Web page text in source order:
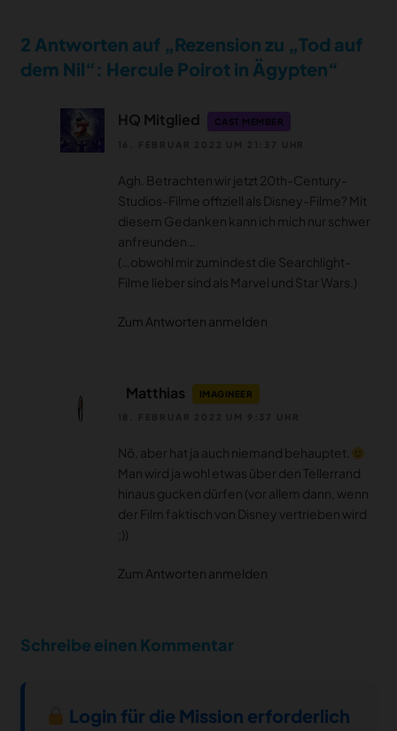
2 Antworten auf „Rezension zu „Tod auf
dem Nil“: Hercule Poirot in Ägypten“
HQ Mitglied CAST MEMBER
Agh. Betrachten wir jetzt 20th-Century-
Studios-Filme offiziell als Disney-Filme? Mit
diesem Gedanken kann ich mich nur schwer
anfreunden…
(…obwohl mir zumindest die Searchlight-
Filme lieber sind als Marvel und Star Wars.)
Zum Antworten anmelden
Matthias IMAGINEER
Nö, aber hat ja auch niemand behauptet.
Man wird ja wohl etwas über den Tellerrand
hinaus gucken dürfen (vor allem dann, wenn
der Film faktisch von Disney vertrieben wird
;))
Zum Antworten anmelden
Schreibe einen Kommentar
Login für die Mission erforderlich